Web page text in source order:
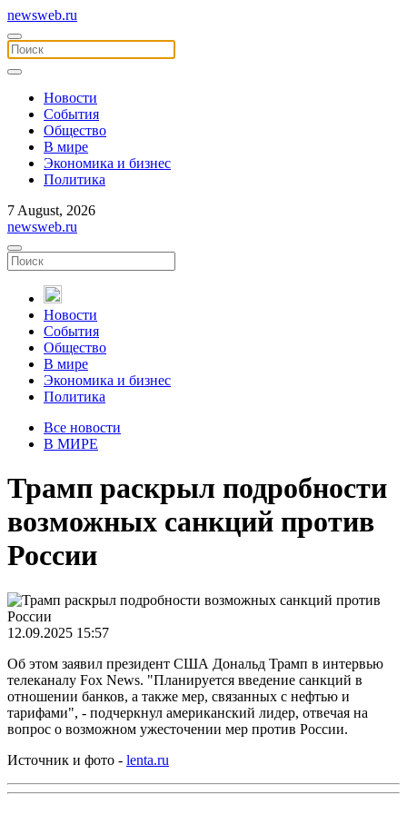
newsweb.ru
Новости
События
Общество
В мире
Экономика и бизнес
Политика
7 August, 2026
newsweb.ru
Новости
События
Общество
В мире
Экономика и бизнес
Политика
Все новости
В МИРЕ
Трамп раскрыл подробности
возможных санкций против
России
12.09.2025 15:57
Об этом заявил президент США Дональд Трамп в интервью
телеканалу Fox News. "Планируется введение санкций в
отношении банков, а также мер, связанных с нефтью и
тарифами", - подчеркнул американский лидер, отвечая на
вопрос о возможном ужесточении мер против России.
Источник и фото - lenta.ru